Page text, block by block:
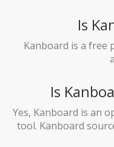
Is
Kanboard is a free
Is
Yes, Kanboard is an
tool. Kanboard